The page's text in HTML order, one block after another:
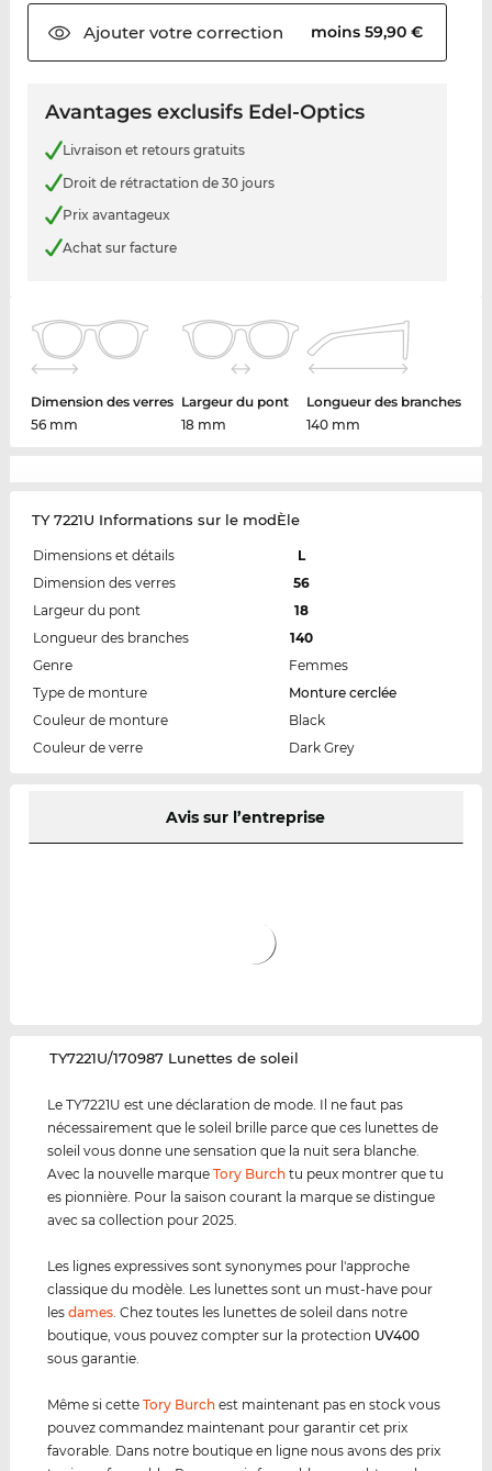
Ajouter votrecorrection moins 59,90 €
Avantages exclusifs Edel-Optics
Livraison et retours gratuits
Droit de rétractation de 30 jours
Prix avantageux
Achat sur facture
Dimension des verres
56 mm
Largeur du pont
18 mm
Longueur des branches
140 mm
TY 7221U Informations sur le modÈle
Dimensions et détails
L
Dimension des verres
56
Largeur du pont
18
Longueur des branches
140
Genre
Femmes
Type de monture
Monture cerclée
Couleur de monture
Black
Couleur de verre
Dark Grey
Avis sur l’entreprise
‌TY7221U/170987 Lunettes de soleil
Le TY7221U est une déclaration de mode. Il ne faut pas
nécessairement que le soleil brille parce que ces lunettes de
soleil vous donne une sensation que la nuit sera blanche.
Avec la nouvelle marqueTory Burch tu peux montrer que tu
es pionnière. Pour la saison courant la marque se distingue
avec sa collection pour 2025.
Les lignes expressives sont synonymes pour l'approche
classique du modèle. Les lunettes sont un must-have pour
lesdames. Chez toutes les lunettes de soleil dans notre
boutique, vous pouvez compter sur la protection UV400
sous garantie.
Même si cetteTory Burch est maintenant pas en stock vous
pouvez commandez maintenant pour garantir cet prix
favorable. Dans notre boutique en ligne nous avons des prix